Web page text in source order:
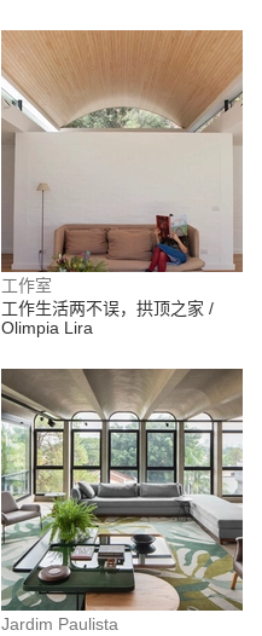
工作室
工作生活两不误，拱顶之家 /
Olimpia Lira
Jardim Paulista